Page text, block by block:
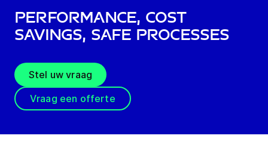
Performance, cost
savings, safe processes
Stel uw vraag
Vraag een offerte